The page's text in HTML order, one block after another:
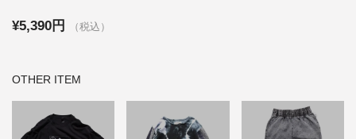
¥5,390円 （税込）
OTHER ITEM